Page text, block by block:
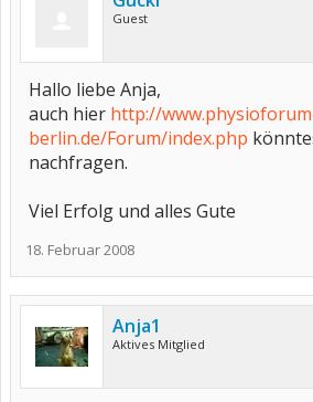
Guest
Hallo liebe Anja,
auch hier http://
berlin.de/Forum/index.php
nachfragen.
Viel Erfolg und alles Gute
18. Februar 2008
Anja1
Aktives Mitglied